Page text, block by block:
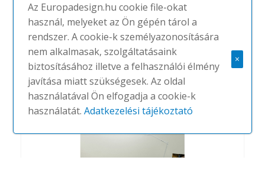
Listone
PORADA NINCS
Az Europadesign.hu cookie file-okat
használ, melyeket az Ön gépén tárol a
rendszer. A cookie-k személyazonosítására
nem alkalmasak, szolgáltatásaink
biztosításához illetve a felhasználói élmény
javítása miatt szükségesek. Az oldal
használatával Ön elfogadja a cookie-k
használatát.Adatkezelési tájékoztató
×